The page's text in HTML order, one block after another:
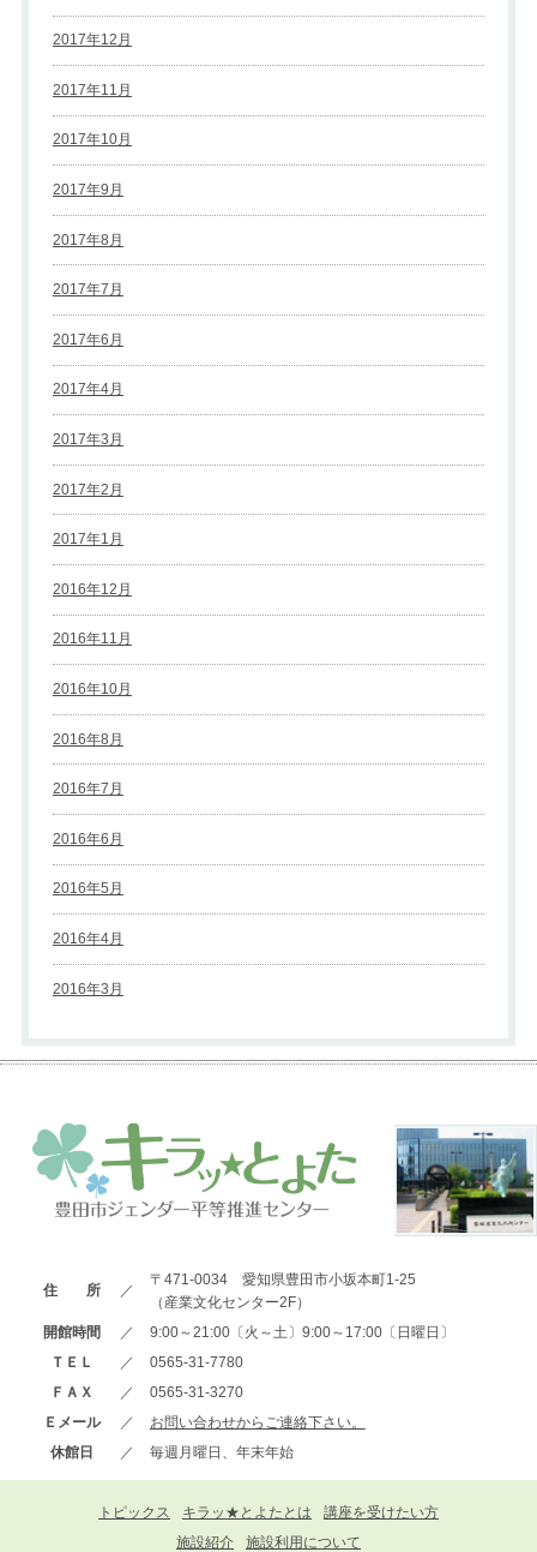
2017年12月
2017年11月
2017年10月
2017年9月
2017年8月
2017年7月
2017年6月
2017年4月
2017年3月
2017年2月
2017年1月
2016年12月
2016年11月
2016年10月
2016年8月
2016年7月
2016年6月
2016年5月
2016年4月
2016年3月
住 所 ／
〒471-0034 愛知県豊田市小坂本町1-25
（産業文化センター2F）
開館時間
／
9:00～21:00〔火～土〕9:00～17:00〔日曜日〕
ＴＥＬ
／
0565-31-7780
ＦＡＸ
／
0565-31-3270
Ｅメール
／
お問い合わせからご連絡下さい。
休館日
／ 毎週月曜日、年末年始
トピックス キラッ★とよたとは
講座を受けたい方
施設紹介
施設利用について